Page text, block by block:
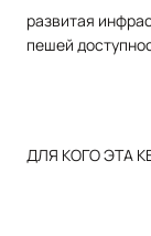
развитая
пешей
ДЛЯ КОГО ЭТА